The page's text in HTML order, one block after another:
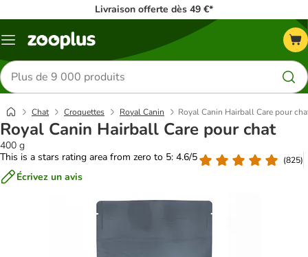
Livraison offerte dès 49 €*
Menu
Rechercher
des
produits
Chat Croquettes Royal Canin Royal Canin Hairball Care pour
Royal Canin Hairball Care pour chat
400 g
This is a stars rating area from zero to 5: 4.6/5
(825)
Écrivez un avis